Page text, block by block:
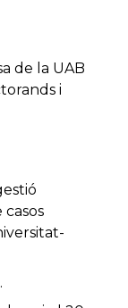
de la UAB
i